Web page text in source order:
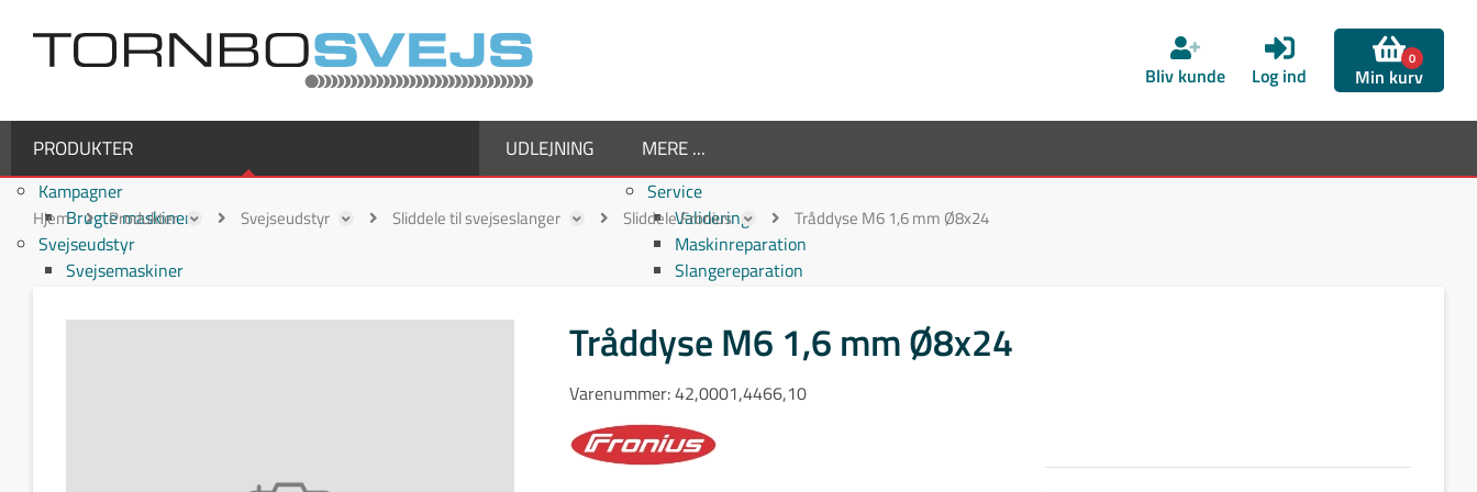
Bliv kunde Log ind
0
Min kurv
PRODUKTER
Kampagner
Brugte maskiner
Svejseudstyr
Svejsemaskiner
TIG svejsemaskiner
UDLEJNING MERE ...
Service
Validering
Maskinreparation
Slangereparation
Virksomheden
Supplier
Job hos TornboSvejs
Kvalitetspolitik
ESG politik
Hjem Produkter Svejseudstyr Sliddele til svejseslanger Sliddele Fronius Tråddyse M6 1,6 mm Ø8x24
Tråddyse M6 1,6 mm Ø8x24
Varenummer:42,0001,4466,10